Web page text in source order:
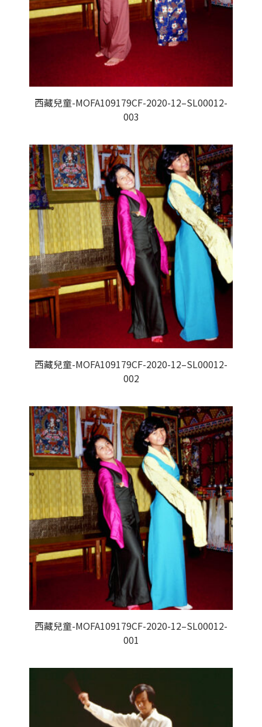
西藏兒童-MOFA109179CF-2020-12–SL00012-
003
西藏兒童-MOFA109179CF-2020-12–SL00012-
002
西藏兒童-MOFA109179CF-2020-12–SL00012-
001